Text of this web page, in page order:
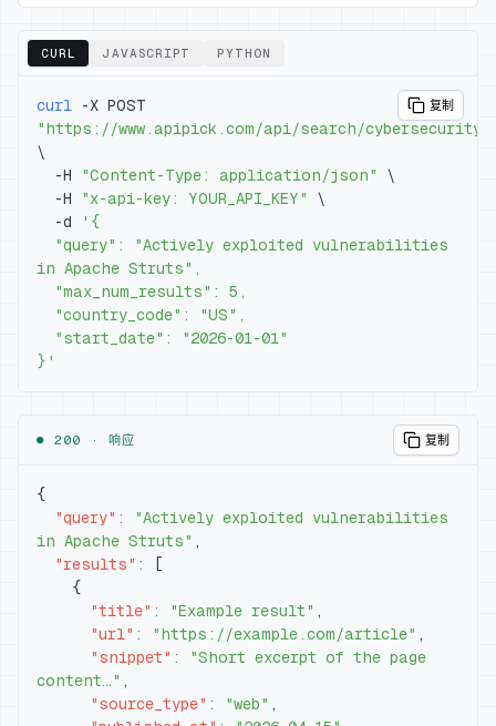
CURL JAVASCRIPT PYTHON
复制
curl
"https://www.apipick.com/api/search/cybersecurity"
\
  -H
"Content-Type: application/json"
\
  -H
"x-api-key: YOUR_API_KEY"
\
  -d
}'
● 200 · 响应 复制
{
"query" :
"Actively exploited vulnerabilities
in Apache Struts" ,
"results" :
[
{
"title" : "Example result" ,
"url" : "https://example.com/article" ,
"snippet" :
"Short excerpt of the page
content…" ,
"source_type" : "web" ,